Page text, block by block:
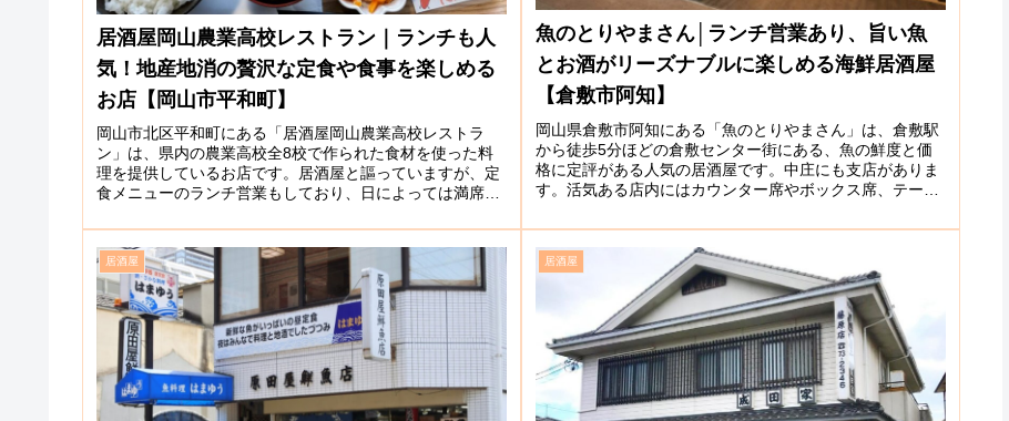
居酒屋岡山農業高校レストラン｜ランチも人
気！地産地消の贅沢な定食や食事を楽しめる
お店【岡山市平和町】
岡山市北区平和町にある「居酒屋岡山農業高校レストラ
ン」は、県内の農業高校全8校で作られた食材を使った料
理を提供しているお店です。居酒屋と謳っていますが、定
食メニューのランチ営業もしており、日によっては満席で
魚のとりやまさん│ランチ営業あり、旨い魚
とお酒がリーズナブルに楽しめる海鮮居酒屋
【倉敷市阿知】
岡山県倉敷市阿知にある「魚のとりやまさん」は、倉敷駅
から徒歩5分ほどの倉敷センター街にある、魚の鮮度と価
格に定評がある人気の居酒屋です。中庄にも支店がありま
す。活気ある店内にはカウンター席やボックス席、テーブ
居酒屋 居酒屋